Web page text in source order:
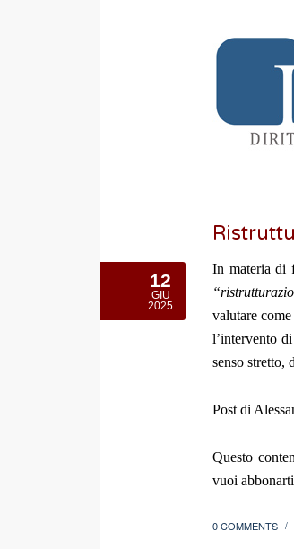
12
GIU
2025
In materia di
valutare
l’intervento
senso stretto,
Post di
Questo
vuoi
0 COMMENTS /